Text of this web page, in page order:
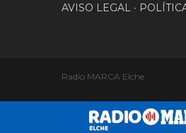
AVISO LEGAL •
Radio MARCA Elche